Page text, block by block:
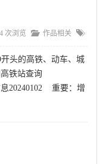
次浏览 作品相关
头的高铁、动车、城
铁站查询
20240102 重要：增